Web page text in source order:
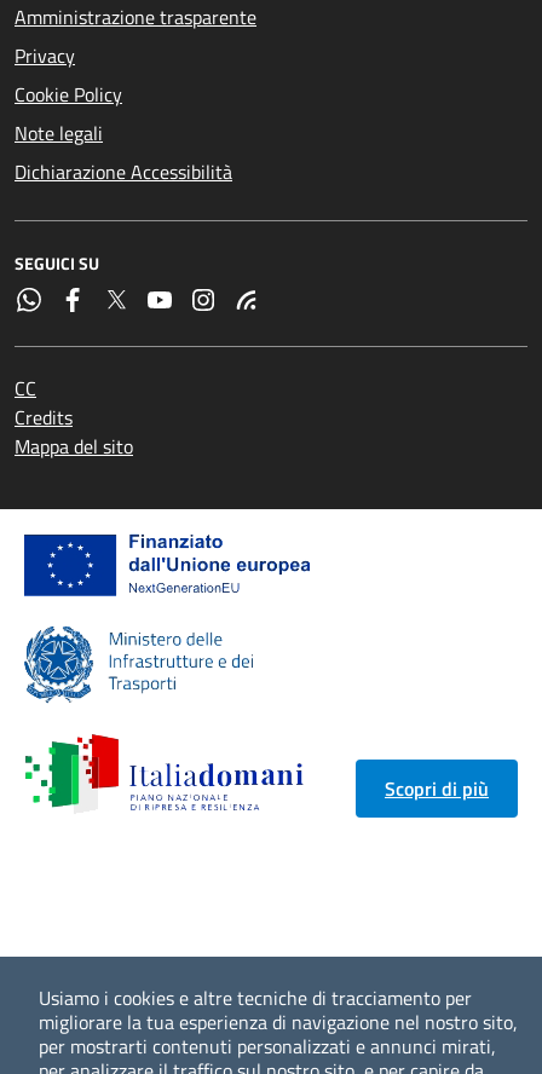
Usiamo i cookies e altre tecniche di tracciamento per
migliorare la tua esperienza di navigazione nel nostro sito,
per mostrarti contenuti personalizzati e annunci mirati,
Amministrazione trasparente
Privacy
Cookie Policy
Note legali
Dichiarazione Accessibilità
SEGUICI SU
CC
Credits
Mappa del sito
Scopri di più